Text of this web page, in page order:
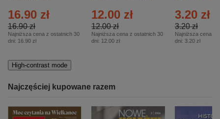
16.90 zł
16.90 zł
Najniższa cena z ostatnich 30
dni: 16.90 zł
12.00 zł
12.00 zł
Najniższa cena z ostatnich 30
dni: 12.00 zł
3.20 zł
3.20 zł
Najniższa cena z
dni: 3.20 zł
High-contrast mode
Najczęściej kupowane razem